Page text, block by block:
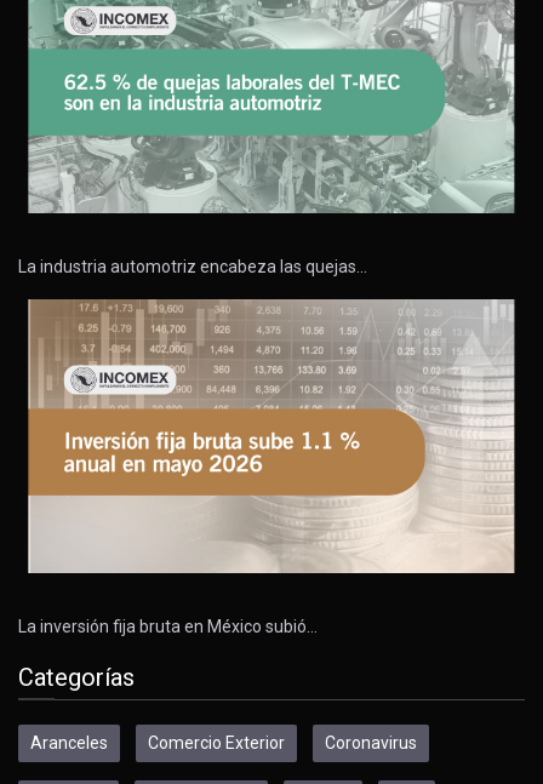
La industria automotriz encabeza las quejas…
La inversión fija bruta en México subió…
Categorías
Aranceles Comercio Exterior Coronavirus